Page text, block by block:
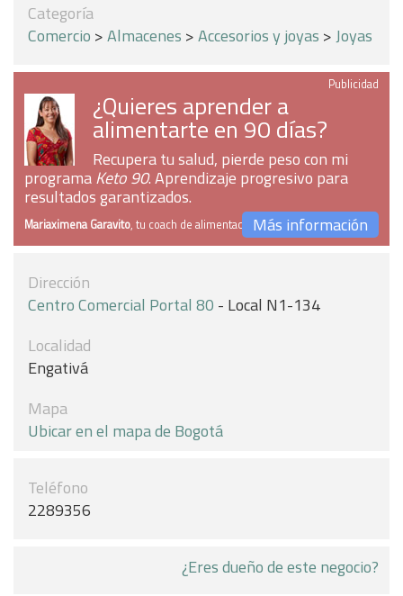
Categoría
Comercio >Almacenes >Accesorios y joyas >Joyas
Publicidad
¿Quieres aprender a
alimentarte en 90 días?
Recupera tu salud, pierde peso con mi
programaKeto 90. Aprendizaje progresivo para
resultados garantizados.
Mariaximena Garavito, tu coach de alimentaciónMás información
Dirección
Centro Comercial Portal 80 - Local N1-134
Localidad
Engativá
Mapa
Ubicar en el mapa de Bogotá
Teléfono
2289356
¿Eres dueño de este negocio?